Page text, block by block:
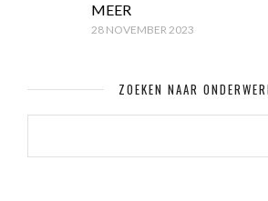
MEER
28 NOVEMBER 2023
ZOEKEN NAAR
ZOEKEN